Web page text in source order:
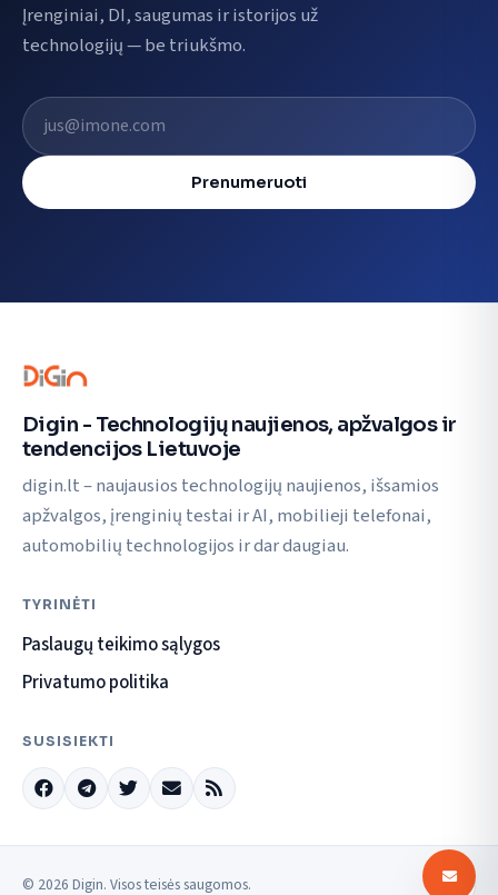
Įrenginiai, DI, saugumas ir istorijos už
technologijų — be triukšmo.
El. pašto adresas
Prenumeruoti
Digin - Technologijų naujienos, apžvalgos ir
tendencijos Lietuvoje
digin.lt – naujausios technologijų naujienos, išsamios
apžvalgos, įrenginių testai ir AI, mobilieji telefonai,
automobilių technologijos ir dar daugiau.
TYRINĖTI
Paslaugų teikimo sąlygos
Privatumo politika
SUSISIEKTI
© 2026 Digin. Visos teisės saugomos.